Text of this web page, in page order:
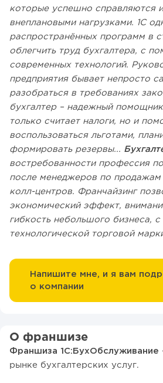
которые успешно справляются
внеплановыми нагрузками. 1С
распространённых программ в
облегчить труд бухгалтера, с
современных технологий.
предприятия бывает непросто
разобраться в требованиях
бухгалтер – надежный
только считает налоги, но и
воспользоваться льготами,
формировать резервы...
востребованности профессия
после менеджеров по продажам
колл-центров. Франчайзинг
экономический эффект,
гибкость небольшого бизнеса,
технологической торговой
Напишите мне, и я вам
о компании
О франшизе
Франшиза 1С:БухОбслуживание
рынке бухгалтерских услуг.